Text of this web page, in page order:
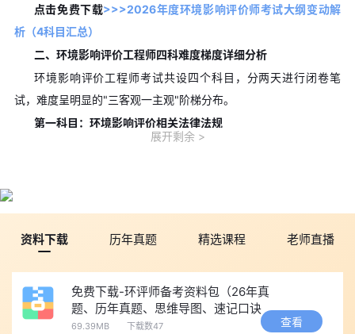
点击免费下载>>>2026年度环境影响评价师考试大纲变动解
析（4科目汇总）
二、环境影响评价工程师四科难度梯度详细分析
环境影响评价工程师考试共设四个科目，分两天进行闭卷笔
试，难度呈明显的"三客观一主观"阶梯分布。
第一科目：环境影响评价相关法律法规
该科目条款繁多、更新频繁，涉及数十部环保法规，需要考生
为"保及格"的突破口。
2026年大纲新增《古树名木保护条例》《固体废物综合治理行
取代 。近年来，随着"双碳"目标推进，碳排放相关政策法规成为新
的高频考点。
展开剩余
资料下载 历年真题 精选课程 老师直播
免费下载-环评师备考资料包（26年真
题、历年真题、思维导图、速记口诀
等）
69.39MB 下载数47 查看